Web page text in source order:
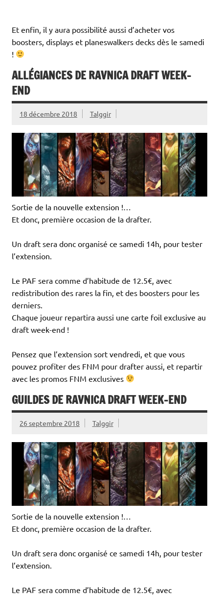
Et enfin, il y aura possibilité aussi d’acheter vos
boosters, displays et planeswalkers decks dès le samedi
!
ALLÉGIANCES DE RAVNICA DRAFT WEEK-
END
18 décembre 2018 Talggir
Sortie de la nouvelle extension !…
Et donc, première occasion de la drafter.
Un draft sera donc organisé ce samedi 14h, pour tester
l’extension.
Le PAF sera comme d’habitude de 12.5€, avec
redistribution des rares la fin, et des boosters pour les
derniers.
Chaque joueur repartira aussi une carte foil exclusive au
draft week-end !
Pensez que l’extension sort vendredi, et que vous
pouvez profiter des FNM pour drafter aussi, et repartir
avec les promos FNM exclusives
GUILDES DE RAVNICA DRAFT WEEK-END
26 septembre 2018 Talggir
Sortie de la nouvelle extension !…
Et donc, première occasion de la drafter.
Un draft sera donc organisé ce samedi 14h, pour tester
l’extension.
Le PAF sera comme d’habitude de 12.5€, avec